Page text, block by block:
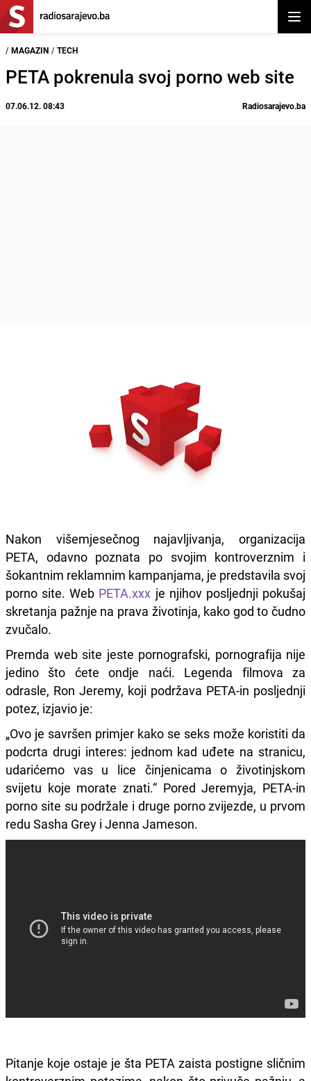
/ MAGAZIN / TECH
PETA pokrenula svoj porno web site
07.06.12. 08:43 Radiosarajevo.ba
Nakon višemjesečnog najavljivanja, organizacija
PETA, odavno poznata po svojim kontroverznim i
šokantnim reklamnim kampanjama, je predstavila svoj
porno site. Web PETA.xxx je njihov posljednji pokušaj
skretanja pažnje na prava životinja, kako god to čudno
zvučalo.
Premda web site jeste pornografski, pornografija nije
jedino što ćete ondje naći. Legenda filmova za
odrasle, Ron Jeremy, koji podržava PETA-in posljednji
potez, izjavio je:
„Ovo je savršen primjer kako se seks može koristiti da
podcrta drugi interes: jednom kad uđete na stranicu,
udarićemo vas u lice činjenicama o životinjskom
svijetu koje morate znati.“ Pored Jeremyja, PETA-in
porno site su podržale i druge porno zvijezde, u prvom
redu Sasha Grey i Jenna Jameson.
Pitanje koje ostaje je šta PETA zaista postigne sličnim